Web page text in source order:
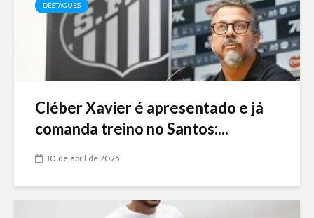
DESTAQUES
Cléber Xavier é apresentado e já
comanda treino no Santos:...
30 de abril de 2025